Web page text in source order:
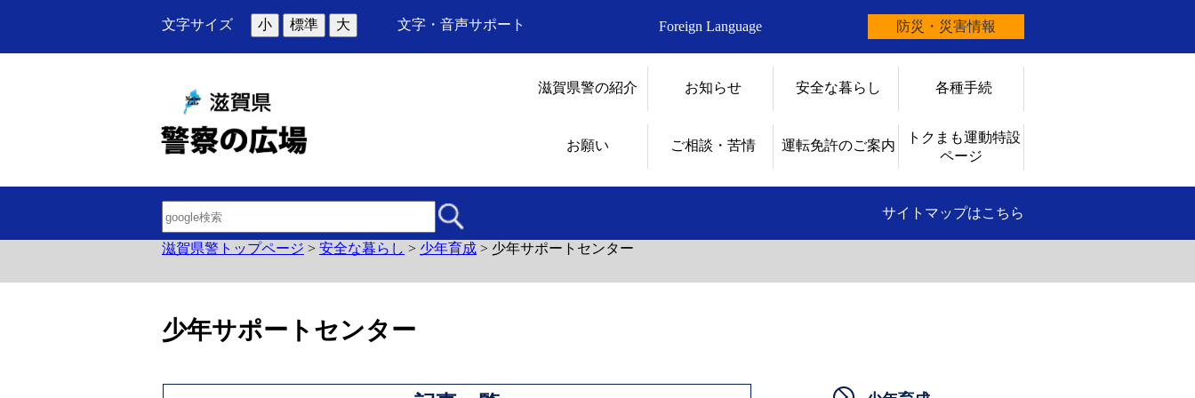
文字サイズ 小 標準 大 文字・音声サポート Foreign Language 防災・災害情報
滋賀県警の紹介 お知らせ 安全な暮らし 各種手続
お願い ご相談・苦情 運転免許のご案内
トクまも運動特設
ページ
サイトマップはこちら
滋賀県警トップページ > 安全な暮らし > 少年育成 > 少年サポートセンター
少年サポートセンター